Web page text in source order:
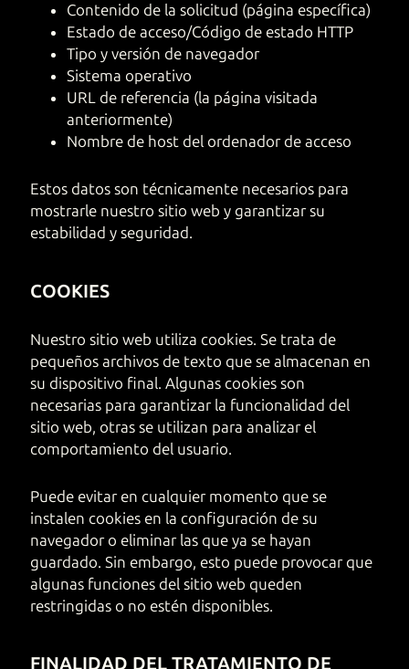
Contenido de la solicitud (página específica)
Estado de acceso/Código de estado HTTP
Tipo y versión de navegador
Sistema operativo
URL de referencia (la página visitada
anteriormente)
Nombre de host del ordenador de acceso
Estos datos son técnicamente necesarios para
mostrarle nuestro sitio web y garantizar su
estabilidad y seguridad.
COOKIES
Nuestro sitio web utiliza cookies. Se trata de
pequeños archivos de texto que se almacenan en
su dispositivo final. Algunas cookies son
necesarias para garantizar la funcionalidad del
sitio web, otras se utilizan para analizar el
comportamiento del usuario.
Puede evitar en cualquier momento que se
instalen cookies en la configuración de su
navegador o eliminar las que ya se hayan
guardado. Sin embargo, esto puede provocar que
algunas funciones del sitio web queden
restringidas o no estén disponibles.
FINALIDAD DEL TRATAMIENTO DE